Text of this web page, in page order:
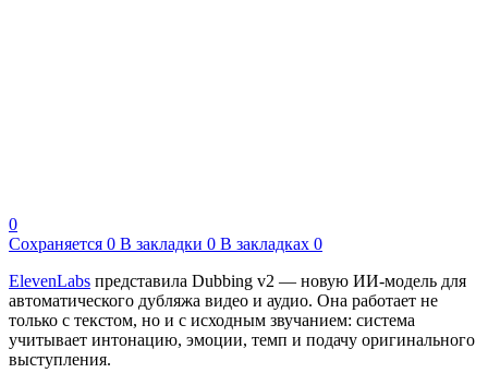
0
Сохраняется 0 В закладки 0 В закладках 0
ElevenLabs представила Dubbing v2 — новую ИИ-модель для
автоматического дубляжа видео и аудио. Она работает не
только с текстом, но и с исходным звучанием: система
учитывает интонацию, эмоции, темп и подачу оригинального
выступления.